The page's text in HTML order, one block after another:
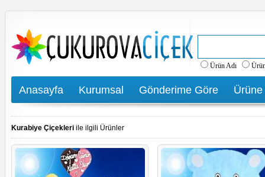
Ürün Adı
Anasayfa Kurumsal Gönderime Göre
Kurabiye Çiçekleri ile ilgili Ürünler